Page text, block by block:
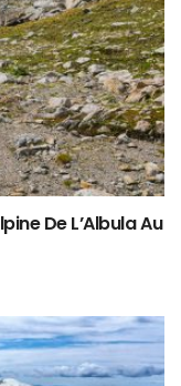
De L’Albula Au